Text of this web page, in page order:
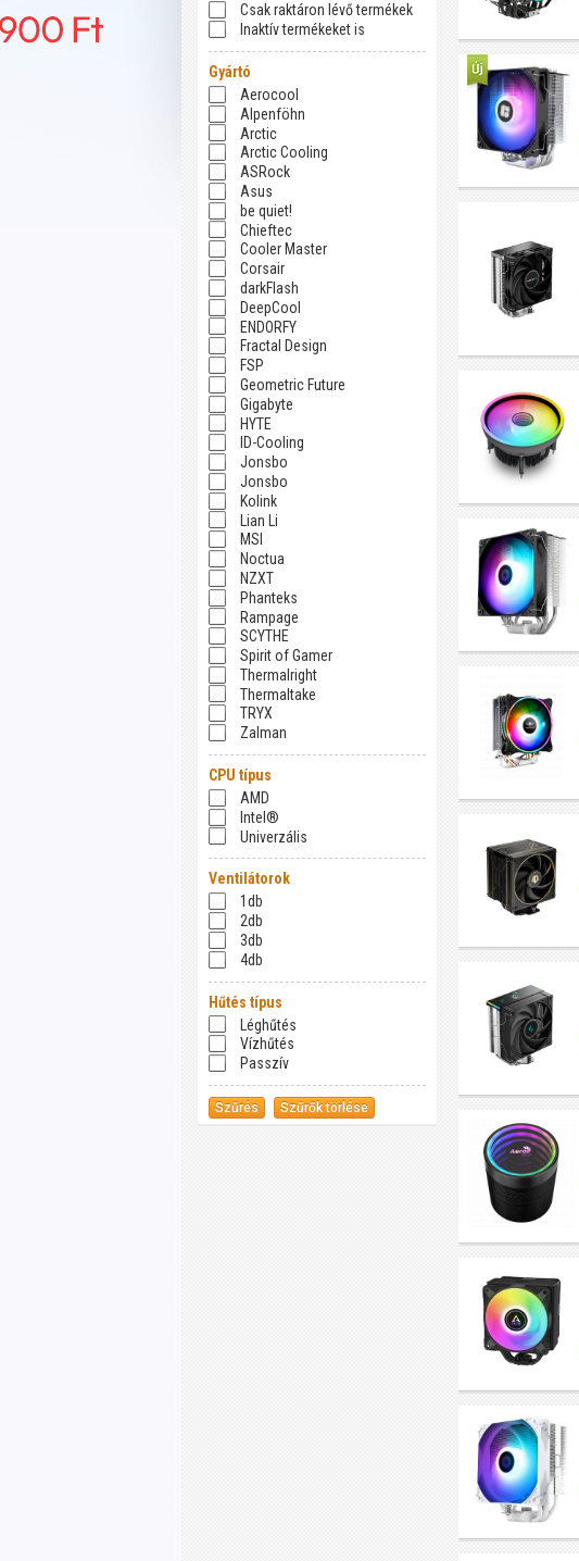
Csak raktáron lévő termékek
Inaktív termékeket is
Gyártó
Aerocool
Alpenföhn
Arctic
Arctic Cooling
ASRock
Asus
be quiet!
Chieftec
Cooler Master
Corsair
darkFlash
DeepCool
ENDORFY
Fractal Design
FSP
Geometric Future
Gigabyte
HYTE
ID-Cooling
Jonsbo
Jonsbo
Kolink
Lian Li
MSI
Noctua
NZXT
Phanteks
Rampage
SCYTHE
Spirit of Gamer
Thermalright
Thermaltake
TRYX
Zalman
CPU típus
AMD
Intel®
Univerzális
Ventilátorok
1db
2db
3db
4db
Hűtés típus
Léghűtés
Vízhűtés
Passzív